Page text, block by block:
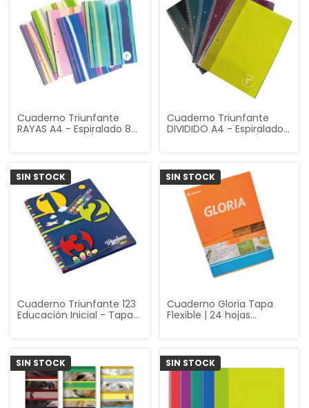
Cuaderno Triunfante
RAYAS A4 - Espiralado 80
Cuaderno Triunfante
DIVIDIDO A4 - Espiralado
SIN STOCK
Cuaderno Triunfante 123
Educación Inicial - Tapa
SIN STOCK
Cuaderno Gloria Tapa
Flexible | 24 hojas
SIN STOCK SIN STOCK